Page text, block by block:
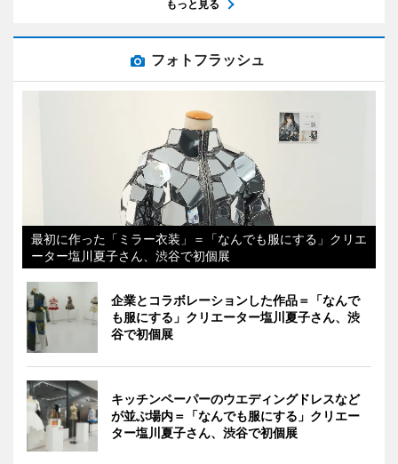
もっと見る
フォトフラッシュ
最初に作った「ミラー衣装」＝「なんでも服にする」クリエ
ーター塩川夏子さん、渋谷で初個展
企業とコラボレーションした作品＝「なんで
も服にする」クリエーター塩川夏子さん、渋
谷で初個展
キッチンペーパーのウエディングドレスなど
が並ぶ場内＝「なんでも服にする」クリエー
ター塩川夏子さん、渋谷で初個展